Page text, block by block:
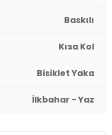
Baskılı
Kısa Kol
Bisiklet Yaka
İlkbahar - Yaz